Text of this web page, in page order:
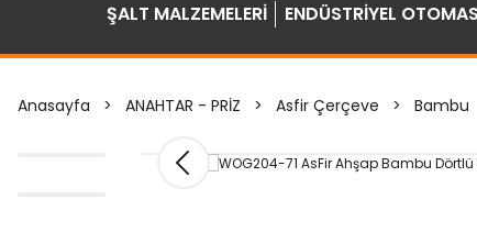
ŞALT MALZEMELERİ ENDÜSTRİYEL
Anasayfa ANAHTAR - PRİZ Asfir Çerçeve Bambu